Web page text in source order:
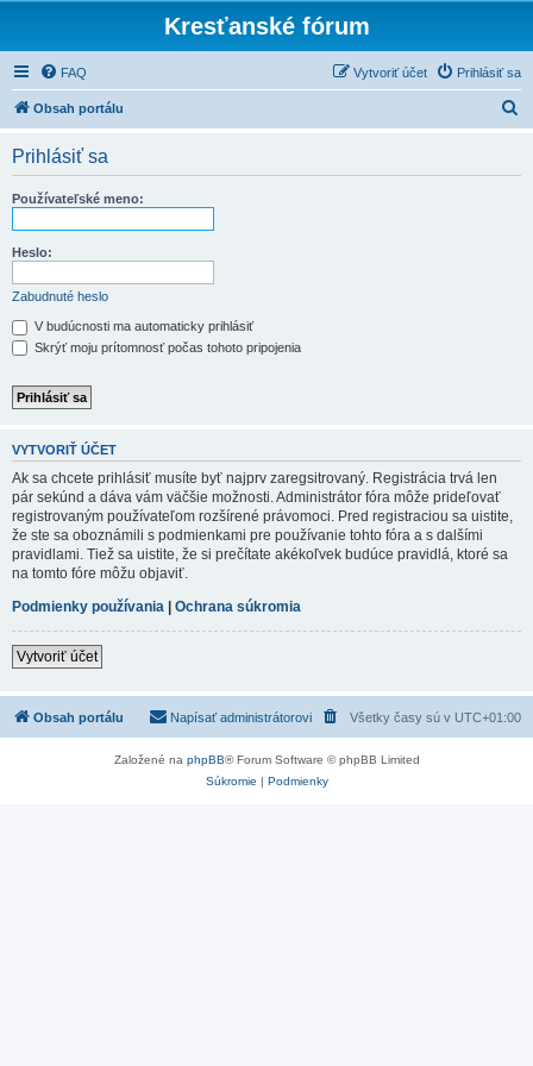
Kresťanské fórum
FAQ Prihlásiť sa
Vytvoriť účet
Obsah portálu
Prihlásiť sa
Používateľské meno:
Heslo:
Zabudnuté heslo
V budúcnosti ma automaticky prihlásiť
Skrýť moju prítomnosť počas tohoto pripojenia
VYTVORIŤ ÚČET
Ak sa chcete prihlásiť musíte byť najprv zaregsitrovaný. Registrácia trvá len
pár sekúnd a dáva vám väčšie možnosti. Administrátor fóra môže prideľovať
registrovaným používateľom rozšírené právomoci. Pred registraciou sa uistite,
že ste sa oboznámili s podmienkami pre používanie tohto fóra a s dalšími
pravidlami. Tiež sa uistite, že si prečítate akékoľvek budúce pravidlá, ktoré sa
na tomto fóre môžu objaviť.
Podmienky používania | Ochrana súkromia
Vytvoriť účet
Obsah portálu Všetky časy sú v UTC+01:00
Napísať administrátorovi
Založené na phpBB® Forum Software © phpBB Limited
Súkromie | Podmienky